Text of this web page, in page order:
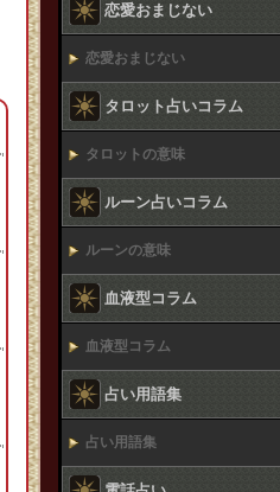
恋愛おまじない
恋愛おまじない
タロット占いコラム
タロットの意味
ルーン占いコラム
ルーンの意味
血液型コラム
血液型コラム
占い用語集
占い用語集